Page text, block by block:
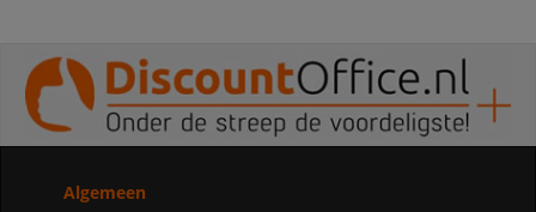
Algemeen